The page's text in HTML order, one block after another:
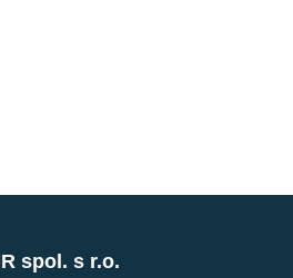
spol. s r.o.